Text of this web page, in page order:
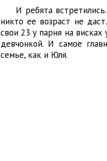
И ребята
никто ее возраст не
свои 23 у парня на
девчонкой. И самое
семье, как и Юля.